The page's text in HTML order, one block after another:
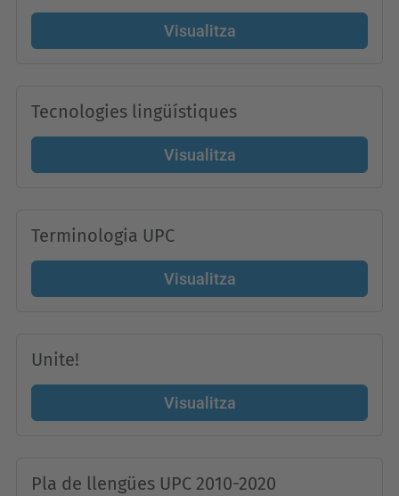
Visualitza
Tecnologies lingüístiques
Visualitza
Terminologia UPC
Visualitza
Unite!
Visualitza
Pla de llengües UPC 2010-2020